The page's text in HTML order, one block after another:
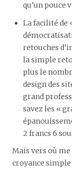
qu’un pouce
La facilité de
retouches
la simple
plus le
design des
grand
savez les «
2 francs 6
Mais vers où me
croyance